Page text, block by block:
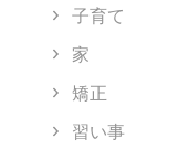
子育て
家
矯正
習い事